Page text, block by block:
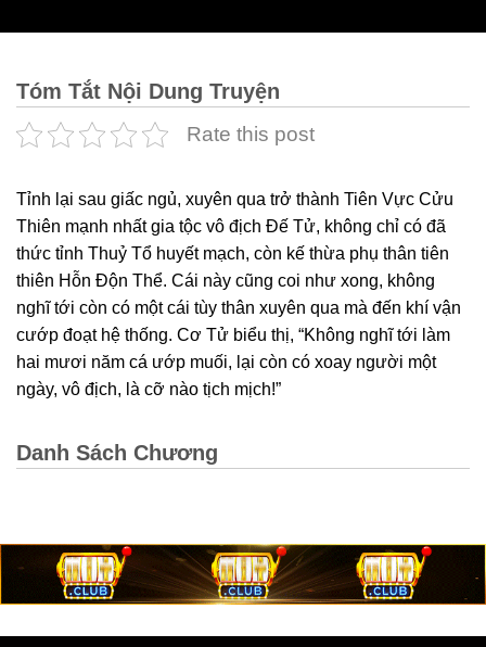
Tóm Tắt Nội Dung Truyện
Rate this post
Tỉnh lại sau giấc ngủ, xuyên qua trở thành Tiên Vực Cửu
Thiên mạnh nhất gia tộc vô địch Đế Tử, không chỉ có đã
thức tỉnh Thuỷ Tổ huyết mạch, còn kế thừa phụ thân tiên
thiên Hỗn Độn Thể. Cái này cũng coi như xong, không
nghĩ tới còn có một cái tùy thân xuyên qua mà đến khí vận
cướp đoạt hệ thống. Cơ Tử biểu thị, “Không nghĩ tới làm
hai mươi năm cá ướp muối, lại còn có xoay người một
ngày, vô địch, là cỡ nào tịch mịch!”
Danh Sách Chương